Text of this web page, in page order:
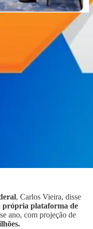
, Carlos Vieira, disse
própria plataforma de
ano, com projeção de